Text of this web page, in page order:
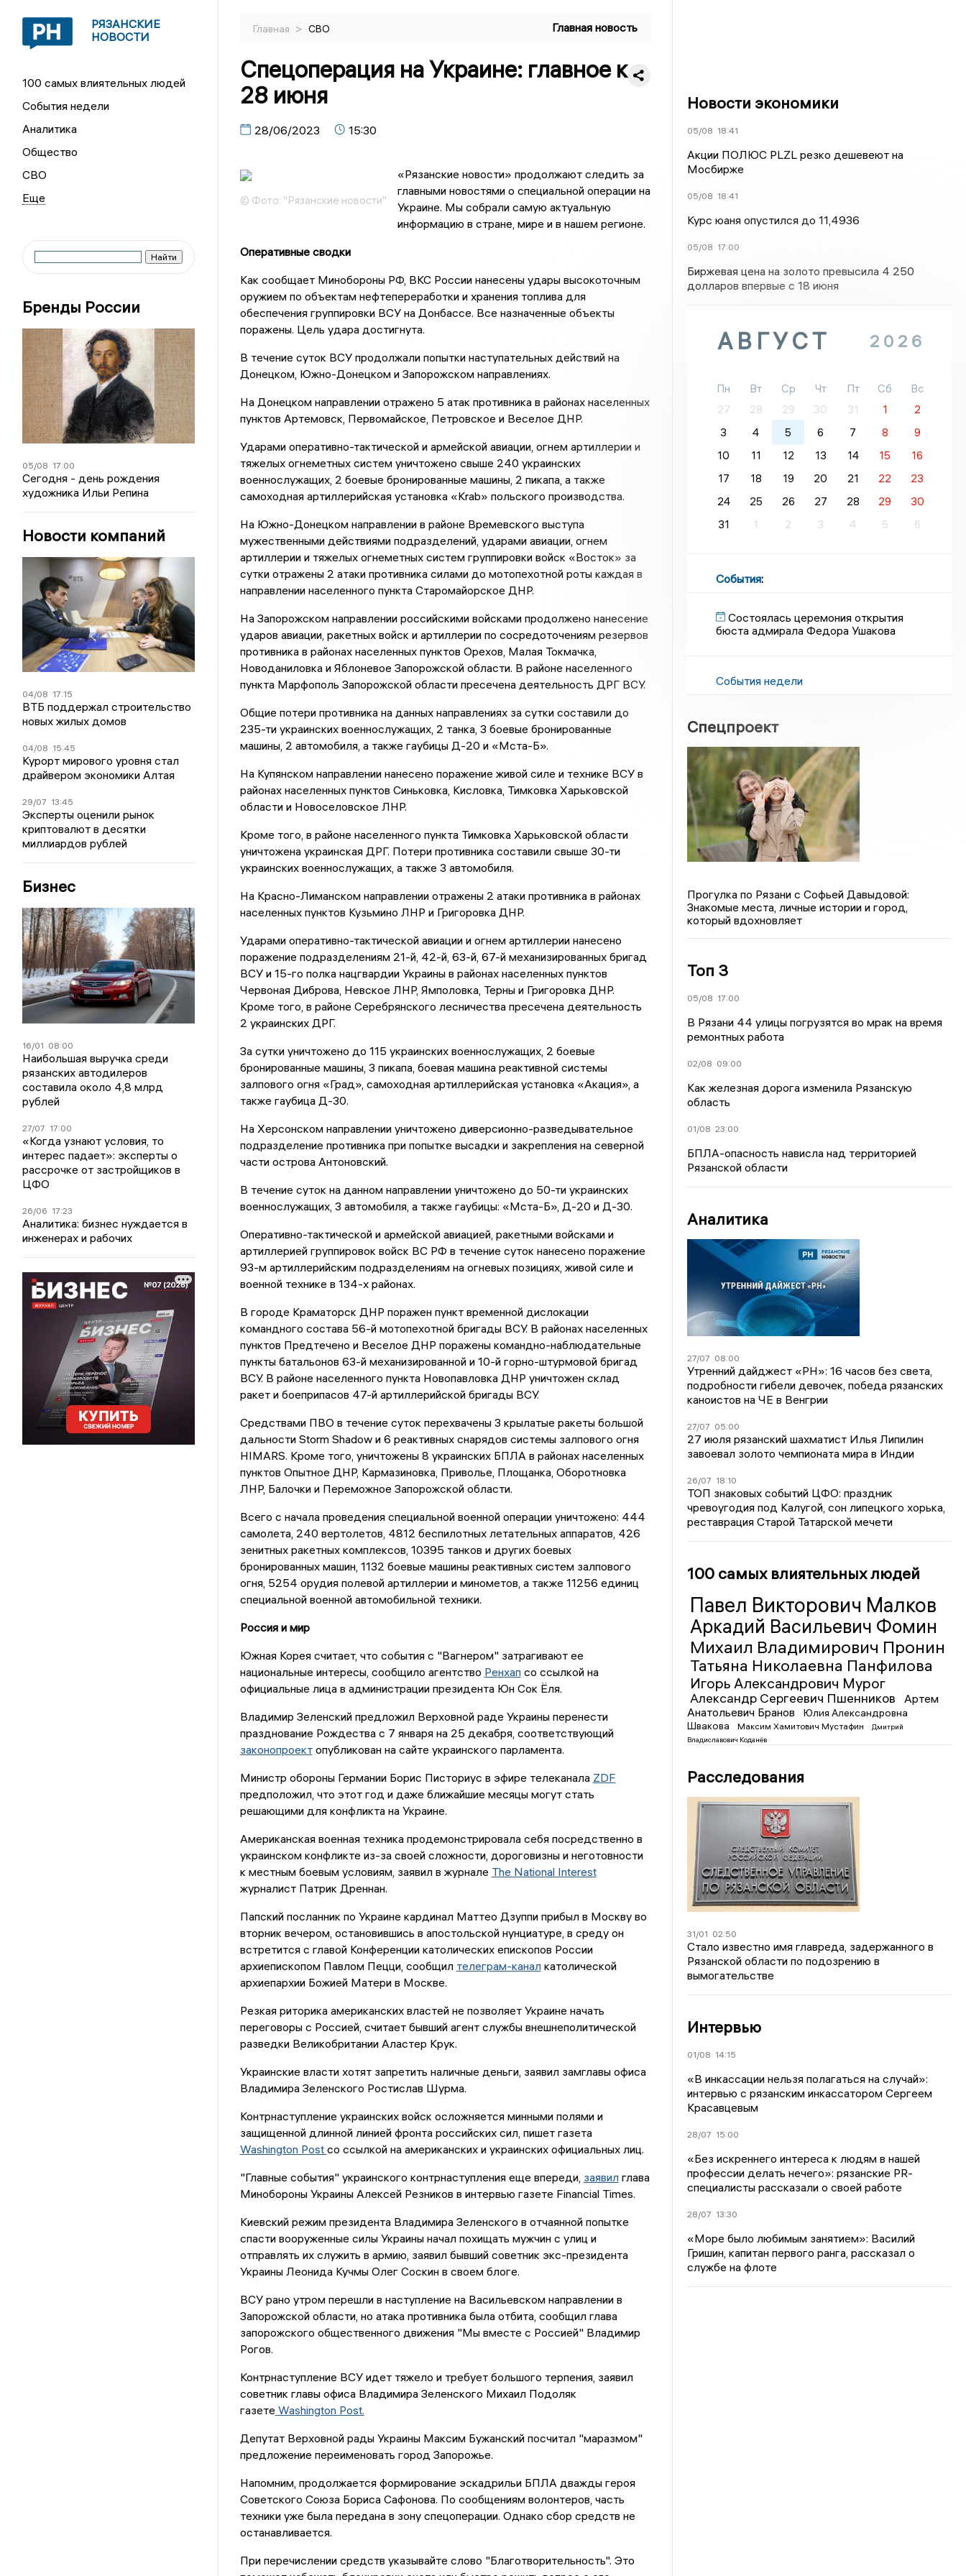
РЯЗАНСКИЕ
НОВОСТИ
100 самых влиятельных людей
События недели
Аналитика
Общество
СВО
Бренды России
05/08 17:00
Сегодня - день рождения
художника Ильи Репина
Новости компаний
04/08 17:15
ВТБ поддержал строительство
новых жилых домов
04/08 15:45
Курорт мирового уровня стал
драйвером экономики Алтая
29/07 13:45
Эксперты оценили рынок
криптовалют в десятки
миллиардов рублей
Бизнес
16/01 08:00
Наибольшая выручка среди
рязанских автодилеров
составила около 4,8 млрд
рублей
27/07 17:00
«Когда узнают условия, то
интерес падает»: эксперты о
рассрочке от застройщиков в
ЦФО
26/06 17:23
Аналитика: бизнес нуждается в
инженерах и рабочих
Главная > СВО Главная новость
Спецоперация на Украине: главное к
28 июня
28/06/2023 15:30
© Фото: "Рязанские новости"
«Рязанские новости» продолжают следить за
главными новостями о специальной операции на
Украине. Мы собрали самую актуальную
информацию в стране, мире и в нашем регионе.
Оперативные сводки
Как сообщает Минобороны РФ, ВКС России нанесены удары высокоточным
оружием по объектам нефтепереработки и хранения топлива для
обеспечения группировки ВСУ на Донбассе. Все назначенные объекты
поражены. Цель удара достигнута.
В течение суток ВСУ продолжали попытки наступательных действий на
Донецком, Южно-Донецком и Запорожском направлениях.
На Донецком направлении отражено 5 атак противника в районах населенных
пунктов Артемовск, Первомайское, Петровское и Веселое ДНР.
Ударами оперативно-тактической и армейской авиации, огнем артиллерии и
тяжелых огнеметных систем уничтожено свыше 240 украинских
военнослужащих, 2 боевые бронированные машины, 2 пикапа, а также
самоходная артиллерийская установка «Krab» польского производства.
На Южно-Донецком направлении в районе Времевского выступа
мужественными действиями подразделений, ударами авиации, огнем
артиллерии и тяжелых огнеметных систем группировки войск «Восток» за
сутки отражены 2 атаки противника силами до мотопехотной роты каждая в
направлении населенного пункта Старомайорское ДНР.
На Запорожском направлении российскими войсками продолжено нанесение
ударов авиации, ракетных войск и артиллерии по сосредоточениям резервов
противника в районах населенных пунктов Орехов, Малая Токмачка,
Новоданиловка и Яблоневое Запорожской области. В районе населенного
пункта Марфополь Запорожской области пресечена деятельность ДРГ ВСУ.
Общие потери противника на данных направлениях за сутки составили до
235-ти украинских военнослужащих, 2 танка, 3 боевые бронированные
машины, 2 автомобиля, а также гаубицы Д-20 и «Мста-Б».
На Купянском направлении нанесено поражение живой силе и технике ВСУ в
районах населенных пунктов Синьковка, Кисловка, Тимковка Харьковской
области и Новоселовское ЛНР.
Кроме того, в районе населенного пункта Тимковка Харьковской области
уничтожена украинская ДРГ. Потери противника составили свыше 30-ти
украинских военнослужащих, а также 3 автомобиля.
На Красно-Лиманском направлении отражены 2 атаки противника в районах
населенных пунктов Кузьмино ЛНР и Григоровка ДНР.
Ударами оперативно-тактической авиации и огнем артиллерии нанесено
поражение подразделениям 21-й, 42-й, 63-й, 67-й механизированных бригад
ВСУ и 15-го полка нацгвардии Украины в районах населенных пунктов
Червоная Диброва, Невское ЛНР, Ямполовка, Терны и Григоровка ДНР.
Кроме того, в районе Серебрянского лесничества пресечена деятельность
2 украинских ДРГ.
За сутки уничтожено до 115 украинских военнослужащих, 2 боевые
бронированные машины, 3 пикапа, боевая машина реактивной системы
залпового огня «Град», самоходная артиллерийская установка «Акация», а
также гаубица Д-30.
На Херсонском направлении уничтожено диверсионно-разведывательное
подразделение противника при попытке высадки и закрепления на северной
части острова Антоновский.
В течение суток на данном направлении уничтожено до 50-ти украинских
военнослужащих, 3 автомобиля, а также гаубицы: «Мста-Б», Д-20 и Д-30.
Оперативно-тактической и армейской авиацией, ракетными войсками и
артиллерией группировок войск ВС РФ в течение суток нанесено поражение
93-м артиллерийским подразделениям на огневых позициях, живой силе и
военной технике в 134-х районах.
В городе Краматорск ДНР поражен пункт временной дислокации
командного состава 56-й мотопехотной бригады ВСУ. В районах населенных
пунктов Предтечено и Веселое ДНР поражены командно-наблюдательные
пункты батальонов 63-й механизированной и 10-й горно-штурмовой бригад
ВСУ. В районе населенного пункта Новопавловка ДНР уничтожен склад
ракет и боеприпасов 47-й артиллерийской бригады ВСУ.
Средствами ПВО в течение суток перехвачены 3 крылатые ракеты большой
дальности Storm Shadow и 6 реактивных снарядов системы залпового огня
HIMARS. Кроме того, уничтожены 8 украинских БПЛА в районах населенных
пунктов Опытное ДНР, Кармазиновка, Приволье, Площанка, Оборотновка
ЛНР, Балочки и Переможное Запорожской области.
Всего с начала проведения специальной военной операции уничтожено: 444
самолета, 240 вертолетов, 4812 беспилотных летательных аппаратов, 426
зенитных ракетных комплексов, 10395 танков и других боевых
бронированных машин, 1132 боевые машины реактивных систем залпового
огня, 5254 орудия полевой артиллерии и минометов, а также 11256 единиц
специальной военной автомобильной техники.
Россия и мир
Южная Корея считает, что события с "Вагнером" затрагивают ее
национальные интересы, сообщило агентство Ренхапсо ссылкой на
официальные лица в администрации президента Юн Сок Ёля.
Владимир Зеленский предложил Верховной раде Украины перенести
празднование Рождества с 7 января на 25 декабря, соответствующий
законопроектопубликован на сайте украинского парламента.
Министр обороны Германии Борис Писториус в эфире телеканала ZDF
предположил, что этот год и даже ближайшие месяцы могут стать
решающими для конфликта на Украине.
Американская военная техника продемонстрировала себя посредственно в
украинском конфликте из-за своей сложности, дороговизны и неготовности
к местным боевым условиям, заявил в журнале The National Interest
журналист Патрик Дреннан.
Папский посланник по Украине кардинал Маттео Дзуппи прибыл в Москву во
вторник вечером, остановившись в апостольской нунциатуре, в среду он
встретится с главой Конференции католических епископов России
архиепископом Павлом Пецци, сообщил телеграм-каналкатолической
архиепархии Божией Матери в Москве.
Резкая риторика американских властей не позволяет Украине начать
переговоры с Россией, считает бывший агент службы внешнеполитической
разведки Великобритании Аластер Крук.
Украинские власти хотят запретить наличные деньги, заявил замглавы офиса
Владимира Зеленского Ростислав Шурма.
Контрнаступление украинских войск осложняется минными полями и
защищенной длинной линией фронта российских сил, пишет газета
Washington Post со ссылкой на американских и украинских официальных лиц.
"Главные события" украинского контрнаступления еще впереди, заявилглава
Минобороны Украины Алексей Резников в интервью газете Financial Times.
Киевский режим президента Владимира Зеленского в отчаянной попытке
спасти вооруженные силы Украины начал похищать мужчин с улиц и
отправлять их служить в армию, заявил бывший советник экс-президента
Украины Леонида Кучмы Олег Соскин в своем блоге.
ВСУ рано утром перешли в наступление на Васильевском направлении в
Запорожской области, но атака противника была отбита, сообщил глава
запорожского общественного движения "Мы вместе с Россией" Владимир
Рогов.
Контрнаступление ВСУ идет тяжело и требует большого терпения, заявил
советник главы офиса Владимира Зеленского Михаил Подоляк
газете Washington Post.
Депутат Верховной рады Украины Максим Бужанский посчитал "маразмом"
предложение переименовать город Запорожье.
Напомним, продолжается формирование эскадрильи БПЛА дважды героя
Советского Союза Бориса Сафонова. По сообщениям волонтеров, часть
техники уже была передана в зону спецоперации. Однако сбор средств не
останавливается.
При перечислении средств указывайте слово "Благотворительность". Это
Новости экономики
05/08 18:41
Акции ПОЛЮС PLZL резко дешевеют на
Мосбирже
05/08 18:41
Курс юаня опустился до 11,4936
05/08 17:00
Биржевая цена на золото превысила 4 250
долларов впервые с 18 июня
АВГУСТ 2026
Пн Вт Ср Чт Пт Сб
Вс
27
28 29 30 31 1
2
3
4 5 6 7 8
9
10
11 12 13 14 15
16
17
18 19 20 21 22
23
24
25 26 27 28 29
30
31
1 2 3 4 5 6
События:
Состоялась церемония открытия
бюста адмирала Федора Ушакова
События недели
Спецпроект
Прогулка по Рязани с Софьей Давыдовой:
Знакомые места, личные истории и город,
который вдохновляет
Топ 3
05/08 17:00
В Рязани 44 улицы погрузятся во мрак на время
ремонтных работа
02/08 09:00
Как железная дорога изменила Рязанскую
область
01/08 23:00
БПЛА-опасность нависла над территорией
Рязанской области
Аналитика
27/07 08:00
Утренний дайджест «РН»: 16 часов без света,
подробности гибели девочек, победа рязанских
каноистов на ЧЕ в Венгрии
27/07 05:00
27 июля рязанский шахматист Илья Липилин
завоевал золото чемпионата мира в Индии
26/07 18:10
ТОП знаковых событий ЦФО: праздник
чревоугодия под Калугой, сон липецкого хорька,
реставрация Старой Татарской мечети
100 самых влиятельных людей
Павел Викторович Малков
Аркадий Васильевич Фомин
Михаил Владимирович Пронин
Татьяна Николаевна Панфилова
Игорь Александрович Мурог
Александр Сергеевич Пшенников
Артем
Анатольевич Бранов
Юлия Александровна
Швакова
Максим Хамитович Мустафин
Дмитрий
Владиславович Коданёв
Расследования
31/01 02:50
Стало известно имя главреда, задержанного в
Рязанской области по подозрению в
вымогательстве
Интервью
01/08 14:15
«В инкассации нельзя полагаться на случай»:
интервью с рязанским инкассатором Сергеем
Красавцевым
28/07 15:00
«Без искреннего интереса к людям в нашей
профессии делать нечего»: рязанские PR-
специалисты рассказали о своей работе
28/07 13:30
«Море было любимым занятием»: Василий
Гришин, капитан первого ранга, рассказал о
службе на флоте